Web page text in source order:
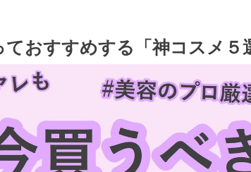
ておすすめする「神コスメ